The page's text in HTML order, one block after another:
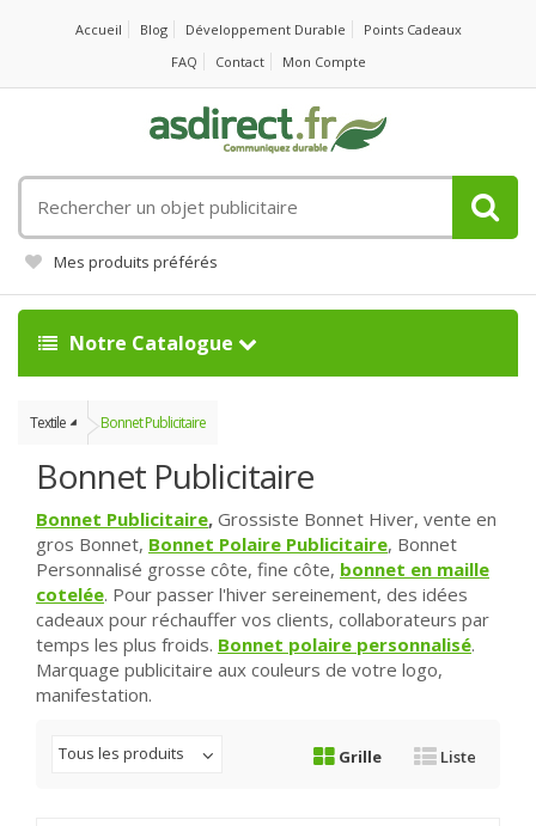
Accueil Blog Développement Durable
Points Cadeaux
FAQ
Contact Mon Compte
un
objet
publicitaire
Mes produits préférés
Notre Catalogue
Textile Bonnet Publicitaire
Bonnet Publicitaire
Bonnet Publicitaire, Grossiste Bonnet Hiver, vente en
gros Bonnet, Bonnet Polaire Publicitaire, Bonnet
Personnalisé grosse côte, fine côte, bonnet en maille
cotelée. Pour passer l'hiver sereinement, des idées
cadeaux pour réchauffer vos clients, collaborateurs par
temps les plus froids. Bonnet polaire personnalisé.
Marquage publicitaire aux couleurs de votre logo,
manifestation.
Tous les produits Grille Liste